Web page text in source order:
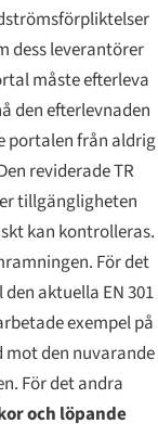
dess leverantörer
måste efterleva
den efterlevnaden
portalen från aldrig
reviderade TR
tillgängligheten
kan kontrolleras.
För det
aktuella EN 301
exempel på
den nuvarande
För det andra
och löpande